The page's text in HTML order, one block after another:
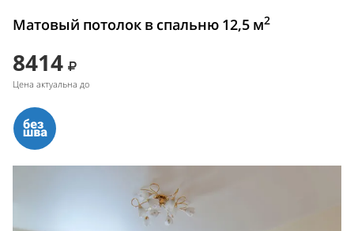
Матовый потолок в спальню 12,5 м2
8414
Цена актуальна до